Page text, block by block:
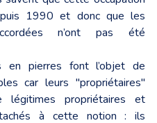
1990 et donc que les
n’ont pas été
en pierres font l’objet de
car leurs "propriétaires"
légitimes propriétaires et
à cette notion : ils